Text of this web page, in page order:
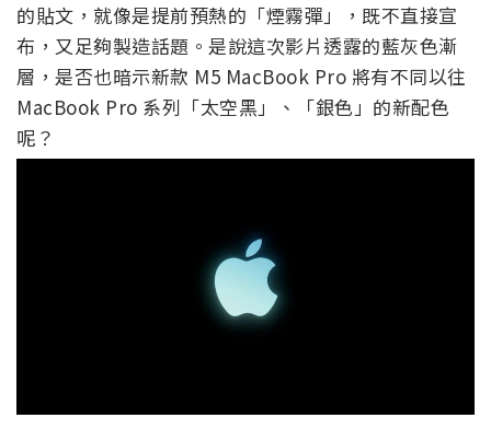
的貼文，就像是提前預熱的「煙霧彈」，既不直接宣
布，又足夠製造話題。是說這次影片透露的藍灰色漸
層，是否也暗示新款 M5 MacBook Pro 將有不同以往
MacBook Pro 系列「太空黑」、「銀色」的新配色
呢？